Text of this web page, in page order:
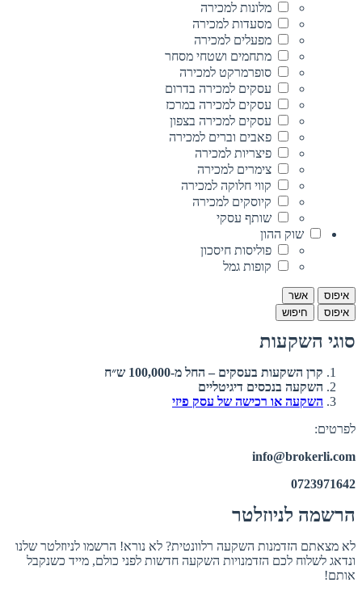
מלונות למכירה
מסעדות למכירה
מפעלים למכירה
מתחמים ושטחי מסחר
סופרמרקט למכירה
עסקים למכירה בדרום
עסקים למכירה במרכז
עסקים למכירה בצפון
פאבים וברים למכירה
פיצריות למכירה
צימרים למכירה
קווי חלוקה למכירה
קיוסקים למכירה
שותף עסקי
שוק ההון
פוליסות חיסכון
קופות גמל
איפוס
אשר
איפוס
חיפוש
סוגי השקעות
קרן השקעות בעסקים – החל מ-100,000 ש״ח
השקעה בנכסים דיגיטליים
השקעה או רכישה של עסק פיזי
לפרטים:
info@brokerli.com
0723971642
הרשמה לניוזלטר
לא מצאתם הזדמנות השקעה רלוונטית? לא נורא! הרשמו לניוזלטר שלנו
ונדאג לשלוח לכם הזדמנויות השקעה חדשות לפני כולם, מייד כשנקבל
אותם!